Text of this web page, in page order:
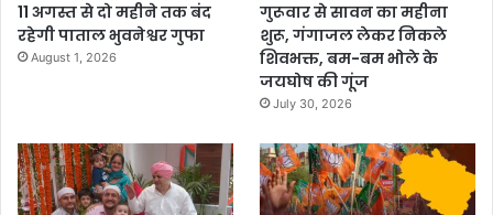
11 अगस्त से दो महीने तक बंद
रहेगी पाताल भुवनेश्वर गुफा
August 1, 2026
गुरूवार से सावन का महीना
शुरू, गंगाजल लेकर निकले
शिवभक्त, बम-बम भोले के
जयघोष की गूंज
July 30, 2026